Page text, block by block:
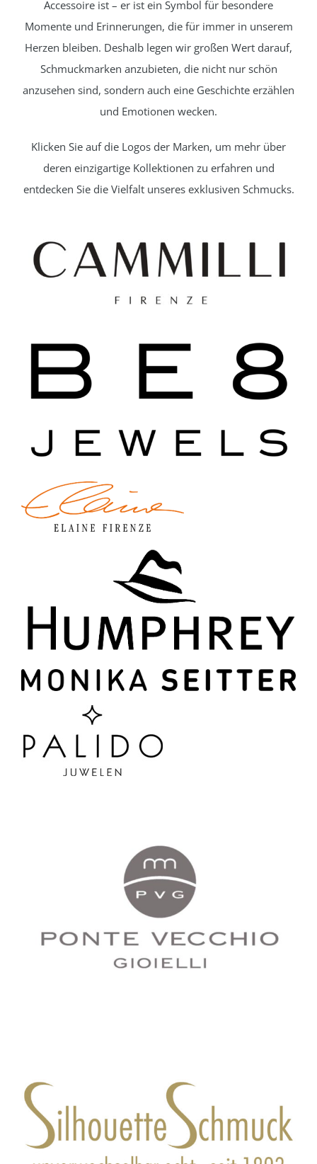
Accessoire ist – er ist ein Symbol für besondere
Momente und Erinnerungen, die für immer in unserem
Herzen bleiben. Deshalb legen wir großen Wert darauf,
Schmuckmarken anzubieten, die nicht nur schön
anzusehen sind, sondern auch eine Geschichte erzählen
und Emotionen wecken.
Klicken Sie auf die Logos der Marken, um mehr über
deren einzigartige Kollektionen zu erfahren und
entdecken Sie die Vielfalt unseres exklusiven Schmucks.